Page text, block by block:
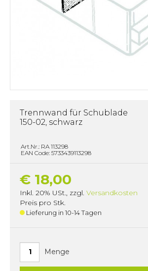
Trennwand für Schublade
150-02, schwarz
Art.Nr.: RA 113298
EAN Code: 5733439113298
€ 18,00
Inkl. 20% USt. zzgl. Versandkosten
Preis pro Stk.
Lieferung in 10-14 Tagen
Menge